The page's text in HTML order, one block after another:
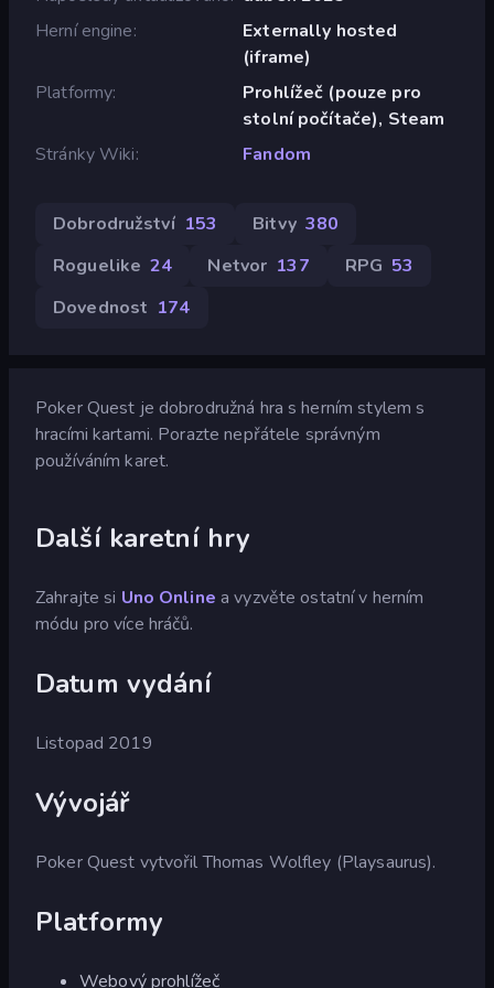
Herní engine
Externally hosted
(iframe)
Platformy
Prohlížeč (pouze pro
stolní počítače), Steam
Stránky Wiki
Fandom
Dobrodružství 153 Bitvy 380
Roguelike 24 Netvor 137 RPG 53
Dovednost 174
Poker Quest je dobrodružná hra s herním stylem s
hracími kartami. Porazte nepřátele správným
používáním karet.
Další karetní hry
Zahrajte si Uno Online a vyzvěte ostatní v herním
módu pro více hráčů.
Datum vydání
Listopad 2019
Vývojář
Poker Quest vytvořil Thomas Wolfley (Playsaurus).
Platformy
Webový prohlížeč